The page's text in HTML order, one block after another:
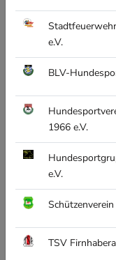
e.V.
BLV-
1966 e.V.
e.V.
TSV
CLIQUE
GRÜN -
XS
S M